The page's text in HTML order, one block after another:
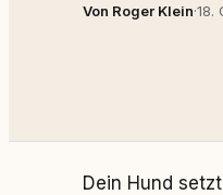
Von Roger Klein·18.
Dein Hund